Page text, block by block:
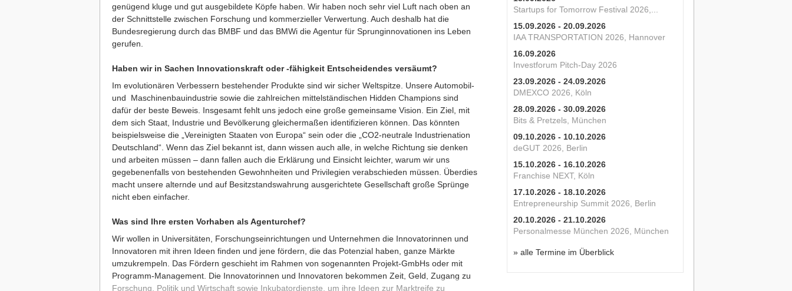
Startups for Tomorrow Festival 2026,...
15.09.2026 - 20.09.2026
IAA TRANSPORTATION 2026, Hannover
16.09.2026
Investforum Pitch-Day 2026
23.09.2026 - 24.09.2026
DMEXCO 2026, Köln
28.09.2026 - 30.09.2026
Bits & Pretzels, München
09.10.2026 - 10.10.2026
deGUT 2026, Berlin
15.10.2026 - 16.10.2026
Franchise NEXT, Köln
17.10.2026 - 18.10.2026
Entrepreneurship Summit 2026, Berlin
20.10.2026 - 21.10.2026
Personalmesse München 2026, München
» alle Termine im Überblick
genügend kluge und gut ausgebildete Köpfe haben. Wir haben noch sehr viel Luft nach oben an
der Schnittstelle zwischen Forschung und kommer­zieller Verwertung. Auch deshalb hat die
Bundesregierung durch das BMBF und das BMWi die Agentur für Sprunginno­vationen ins Leben
gerufen.
Haben wir in Sachen Innovationskraft oder -fähigkeit Entscheidendes versäumt?
Im evolutionären Verbessern bestehender Produkte sind wir sicher Weltspitze. Unsere Automobil-
und Maschinenbau­industrie sowie die zahlreichen mittelständischen Hidden Champions sind
dafür der beste Beweis. Insgesamt fehlt uns jedoch eine große gemeinsame Vision. Ein Ziel, mit
dem sich Staat, Industrie und Bevölkerung gleichermaßen identifizieren können. Das könnten
beispielsweise die „Vereinigten Staaten von Europa“ sein oder die „CO2-neutrale Industrie­nation
Deutschland“. Wenn das Ziel bekannt ist, dann wissen auch alle, in welche Richtung sie denken
und arbeiten müssen – dann fallen auch die Erklärung und Einsicht leichter, wa­rum wir uns
gegebenenfalls von bestehenden Gewohnheiten und Privile­gien verabschieden müssen. Überdies
macht unsere alternde und auf Besitzstandswahrung ausgerichtete Gesellschaft große Sprünge
nicht eben einfacher.
Was sind Ihre ersten Vorhaben als Agenturchef?
Wir wollen in Universitäten, Forschungseinrichtungen und Unternehmen die Innovatorinnen und
Innovatoren mit ihren Ideen finden und jene fördern, die das Potenzial haben, ganze Märkte
umzukrempeln. Das Fördern geschieht im Rahmen von sogenannten Projekt-GmbHs oder mit
Programm-­Management. Die Innovatorinnen und Innovatoren bekommen Zeit, Geld, Zugang zu
Forschung, Politik und Wirtschaft sowie Inkubatordienste, um ihre Ideen zur Marktreife zu